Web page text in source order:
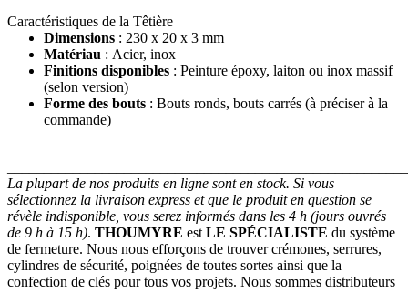
Caractéristiques de la Têtière
Dimensions : 230 x 20 x 3 mm
Matériau : Acier, inox
Finitions disponibles : Peinture époxy, laiton ou inox massif
(selon version)
Forme des bouts : Bouts ronds, bouts carrés (à préciser à la
commande)
La plupart de nos produits en ligne sont en stock. Si vous
sélectionnez la livraison express et que le produit en question se
révèle indisponible, vous serez informés dans les 4 h (jours ouvrés
de 9 h à 15 h). THOUMYRE est LE SPÉCIALISTE du système
de fermeture. Nous nous efforçons de trouver crémones, serrures,
cylindres de sécurité, poignées de toutes sortes ainsi que la
confection de clés pour tous vos projets. Nous sommes distributeurs